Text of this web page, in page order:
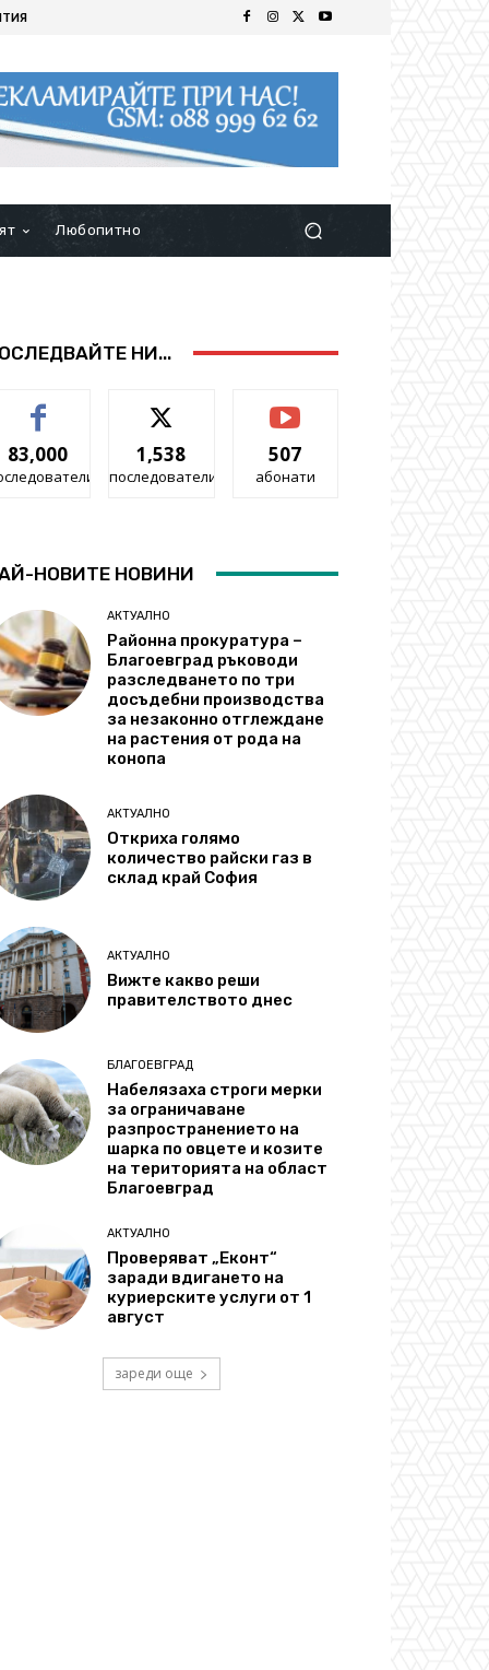
Любопитно
НИ...
83,000 1,538
последователи
507
абонати
НОВИТЕ НОВИНИ
АКТУАЛНО
Районна прокуратура –
Благоевград ръководи
разследването по три
досъдебни производства
за незаконно отглеждане
на растения от рода на
конопа
АКТУАЛНО
Откриха голямо
количество райски газ в
склад край София
АКТУАЛНО
Вижте какво реши
правителството днес
БЛАГОЕВГРАД
Набелязаха строги мерки
за ограничаване
разпространението на
шарка по овцете и козите
на територията на област
Благоевград
АКТУАЛНО
Проверяват „Еконт“
заради вдигането на
куриерските услуги от 1
август
зареди още